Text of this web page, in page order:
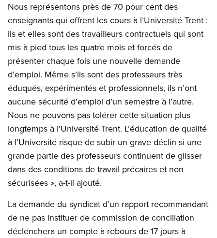
Nous représentons près de 70 pour cent des
enseignants qui offrent les cours à l’Université Trent :
ils et elles sont des travailleurs contractuels qui sont
mis à pied tous les quatre mois et forcés de
présenter chaque fois une nouvelle demande
d’emploi. Même s’ils sont des professeurs très
éduqués, expérimentés et professionnels, ils n’ont
aucune sécurité d’emploi d’un semestre à l’autre.
Nous ne pouvons pas tolérer cette situation plus
longtemps à l’Université Trent. L’éducation de qualité
à l’Université risque de subir un grave déclin si une
grande partie des professeurs continuent de glisser
dans des conditions de travail précaires et non
sécurisées », a-t-il ajouté.
La demande du syndicat d’un rapport recommandant
de ne pas instituer de commission de conciliation
déclenchera un compte à rebours de 17 jours à